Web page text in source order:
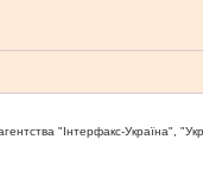
"Iнтерфакс-Україна",